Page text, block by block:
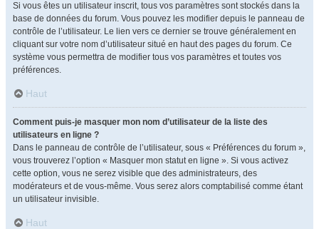
Si vous êtes un utilisateur inscrit, tous vos paramètres sont stockés dans la
base de données du forum. Vous pouvez les modifier depuis le panneau de
contrôle de l’utilisateur. Le lien vers ce dernier se trouve généralement en
cliquant sur votre nom d’utilisateur situé en haut des pages du forum. Ce
système vous permettra de modifier tous vos paramètres et toutes vos
préférences.
Haut
Comment puis-je masquer mon nom d’utilisateur de la liste des
utilisateurs en ligne ?
Dans le panneau de contrôle de l’utilisateur, sous « Préférences du forum »,
vous trouverez l’option « Masquer mon statut en ligne ». Si vous activez
cette option, vous ne serez visible que des administrateurs, des
modérateurs et de vous-même. Vous serez alors comptabilisé comme étant
un utilisateur invisible.
Haut